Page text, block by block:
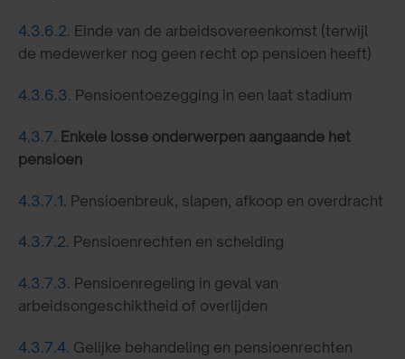
4.3.6.2. Einde van de arbeidsovereenkomst (terwijl
de medewerker nog geen recht op pensioen heeft)
4.3.6.3. Pensioentoezegging in een laat stadium
4.3.7. Enkele losse onderwerpen aangaande het
pensioen
4.3.7.1. Pensioenbreuk, slapen, afkoop en overdracht
4.3.7.2. Pensioenrechten en scheiding
4.3.7.3. Pensioenregeling in geval van
arbeidsongeschiktheid of overlijden
4.3.7.4. Gelijke behandeling en pensioenrechten